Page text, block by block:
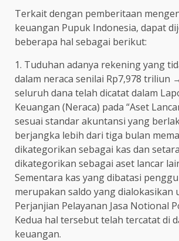
Terkait dengan pemberitaan
keuangan Pupuk Indonesia, dapat
beberapa hal sebagai berikut:
1.⁠ ⁠Tuduhan adanya rekening yang
dalam neraca senilai Rp7,978 triliun
seluruh dana telah dicatat dalam
Keuangan (Neraca) pada “Aset
sesuai standar akuntansi yang
berjangka lebih dari tiga bulan
dikategorikan sebagai kas dan
dikategorikan sebagai aset lancar
Sementara kas yang dibatasi
merupakan saldo yang dialokasikan
Perjanjian Pelayanan Jasa Notional
Kedua hal tersebut telah tercatat di
keuangan.